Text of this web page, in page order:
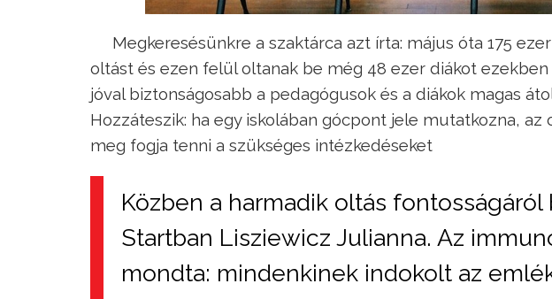
Megkeresésünkre a szaktárca azt írta: május óta 175
oltást és ezen felül oltanak be még 48 ezer diákot
jóval biztonságosabb a pedagógusok és a diákok magas
Hozzáteszik: ha egy iskolában gócpont jele mutatkozna,
meg fogja tenni a szükséges intézkedéseket
Közben a harmadik oltás fontosságáról
Startban Lisziewicz Julianna. Az
mondta: mindenkinek indokolt az